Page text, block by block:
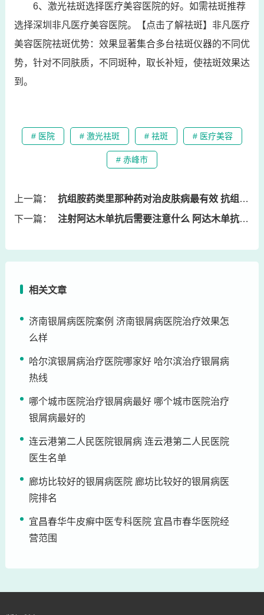
6、激光祛斑选择医疗美容医院的好。如需祛斑推荐
选择深圳非凡医疗美容医院。【点击了解祛斑】非凡医疗
美容医院祛斑优势：效果显著集合多台祛斑仪器的不同优
势，针对不同肤质，不同斑种，取长补短，使祛斑效果达
到。
# 医院 # 激光祛斑 # 祛斑 # 医疗美容
# 赤峰市
上一篇：
抗组胺药类里那种药对治皮肤病最有效 抗组胺类的药膏
下一篇：
注射阿达木单抗后需要注意什么 阿达木单抗注射后注意事项
相关文章
济南银屑病医院案例 济南银屑病医院治疗效果怎
么样
哈尔滨银屑病治疗医院哪家好 哈尔滨治疗银屑病
热线
哪个城市医院治疗银屑病最好 哪个城市医院治疗
银屑病最好的
连云港第二人民医院银屑病 连云港第二人民医院
医生名单
廊坊比较好的银屑病医院 廊坊比较好的银屑病医
院排名
宜昌春华牛皮癣中医专科医院 宜昌市春华医院经
营范围